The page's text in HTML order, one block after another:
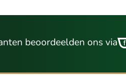
beoordeelden ons via